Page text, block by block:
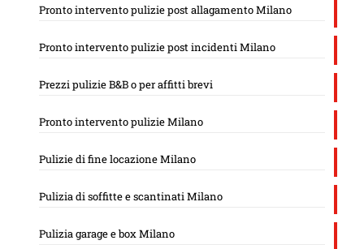
Pronto intervento pulizie post allagamento Milano
Pronto intervento pulizie post incidenti Milano
Prezzi pulizie B&B o per affitti brevi
Pronto intervento pulizie Milano
Pulizie di fine locazione Milano
Pulizia di soffitte e scantinati Milano
Pulizia garage e box Milano